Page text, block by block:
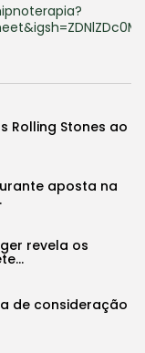
Rolling Stones ao
aposta na
revela os
de consideração